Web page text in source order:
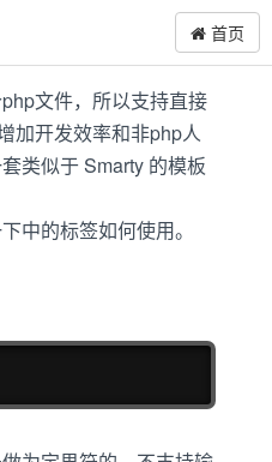
首页
文件，所以支持直接
加开发效率和非php人
类似于 Smarty 的模板
中的标签如何使用。